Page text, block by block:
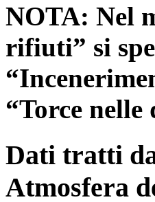
NOTA: Nel
rifiuti” si
“Torce nelle
Dati tratti
Atmosfera